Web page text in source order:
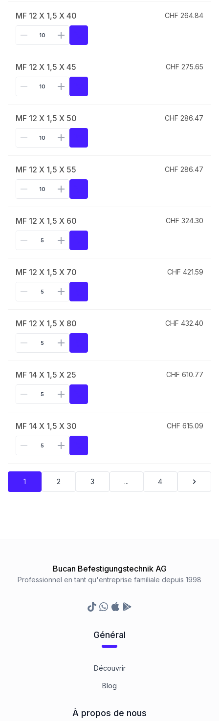
MF 12 X 1,5 X 40 CHF 264.84
MF 12 X 1,5 X 45 CHF 275.65
MF 12 X 1,5 X 50 CHF 286.47
MF 12 X 1,5 X 55 CHF 286.47
MF 12 X 1,5 X 60 CHF 324.30
MF 12 X 1,5 X 70 CHF 421.59
MF 12 X 1,5 X 80 CHF 432.40
MF 14 X 1,5 X 25 CHF 610.77
MF 14 X 1,5 X 30 CHF 615.09
1 2 3 ... 4
Bucan Befestigungstechnik AG
Professionnel en tant qu'entreprise familiale depuis 1998
TikTokWhatsapp
Appstore
Google Play Store
Général
Découvrir
Blog
À propos de nous